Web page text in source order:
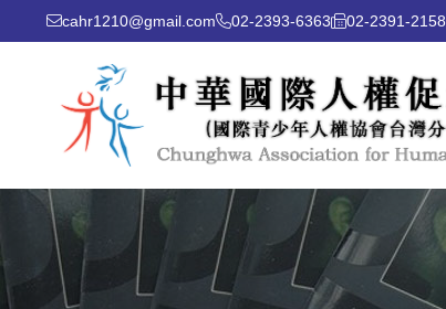
cahr1210@gmail.com 02-2393-6363 02-2391-2158